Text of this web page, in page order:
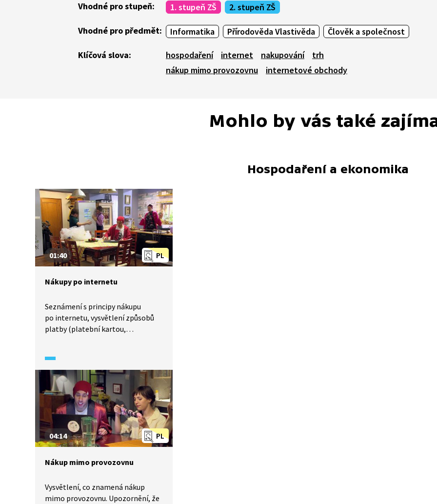
Vhodné pro stupeň: 1. stupeň ZŠ 2. stupeň ZŠ
Vhodné pro předmět: Informatika Přírodověda Vlastivěda Člověk a společnost
Klíčová slova: hospodaření internet nakupování
trh
nákup mimo provozovnu
internetové obchody
Mohlo by vás také
Hospodaření a ekonomika
PL
01:40
Nákupy po internetu
Seznámení s principy nákupu
po internetu, vysvětlení způsobů
platby (platební kartou,
po internetu, například, že je nutné
vždy započítat dodatečné náklady,
jako je cena dopravy.
PL
04:14
Nákup mimo provozovnu
Vysvětlení, co znamená nákup
mimo provozovnu. Upozornění, že